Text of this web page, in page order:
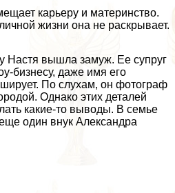
карьеру и материнство.
жизни она не раскрывает.
Настя вышла замуж. Ее супруг
бизнесу, даже имя его
По слухам, он фотограф
Однако этих деталей
какие-то выводы. В семье
один внук Александра